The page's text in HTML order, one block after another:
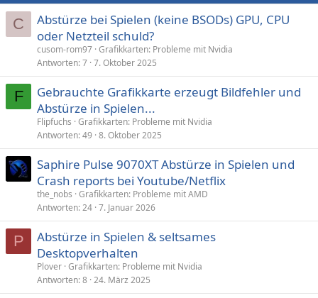
C
Abstürze bei Spielen (keine BSODs) GPU, CPU
oder Netzteil schuld?
cusom-rom97 Grafikkarten: Probleme mit Nvidia
Antworten 7 7. Oktober 2025
F
Gebrauchte Grafikkarte erzeugt Bildfehler und
Abstürze in Spielen...
Flipfuchs Grafikkarten: Probleme mit Nvidia
Antworten 49 8. Oktober 2025
Saphire Pulse 9070XT Abstürze in Spielen und
Crash reports bei Youtube/Netflix
the_nobs Grafikkarten: Probleme mit AMD
Antworten 24 7. Januar 2026
P
Abstürze in Spielen & seltsames
Desktopverhalten
Plover Grafikkarten: Probleme mit Nvidia
Antworten 8 24. März 2025